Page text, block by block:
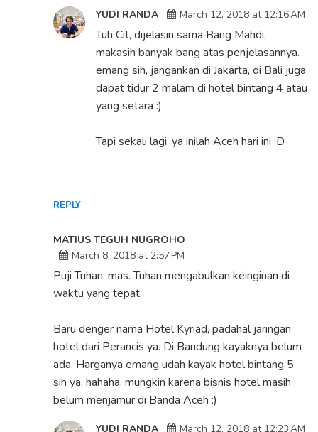
REPLY
YUDI RANDA March 12, 2018 at 12:16 AM
Tuh Cit, dijelasin sama Bang Mahdi,
makasih banyak bang atas penjelasannya.
emang sih, jangankan di Jakarta, di Bali juga
dapat tidur 2 malam di hotel bintang 4 atau
yang setara :)
Tapi sekali lagi, ya inilah Aceh hari ini :D
MATIUS TEGUH NUGROHO
March 8, 2018 at 2:57 PM
Puji Tuhan, mas. Tuhan mengabulkan keinginan di
waktu yang tepat.
Baru denger nama Hotel Kyriad, padahal jaringan
hotel dari Perancis ya. Di Bandung kayaknya belum
ada. Harganya emang udah kayak hotel bintang 5
sih ya, hahaha, mungkin karena bisnis hotel masih
belum menjamur di Banda Aceh :)
YUDI RANDA March 12, 2018 at 12:23 AM